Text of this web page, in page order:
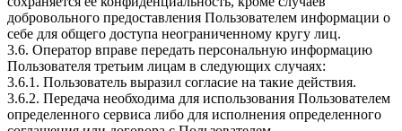
добровольного предоставления Пользователем информации о
себе для общего доступа неограниченному кругу лиц.
3.6. Оператор вправе передать персональную информацию
Пользователя третьим лицам в следующих случаях:
3.6.1. Пользователь выразил согласие на такие действия.
3.6.2. Передача необходима для использования Пользователем
определенного сервиса либо для исполнения определенного